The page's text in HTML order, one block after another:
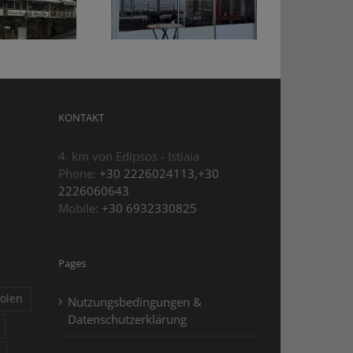
MOON
KONTAKT
4. km von Edipsos - Istiaia
Phone: +30 2226024113,+30
2226060643
Mobile: +30 6932330825
Pages
Nutzungsbedingungen &
Datenschutzerklärung